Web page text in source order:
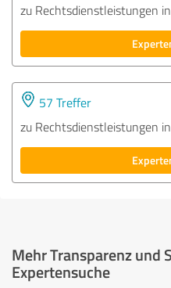
zu Rechtsdienstleistungen
57 Treffer
zu Rechtsdienstleistungen
Mehr Transparenz und
Expertensuche